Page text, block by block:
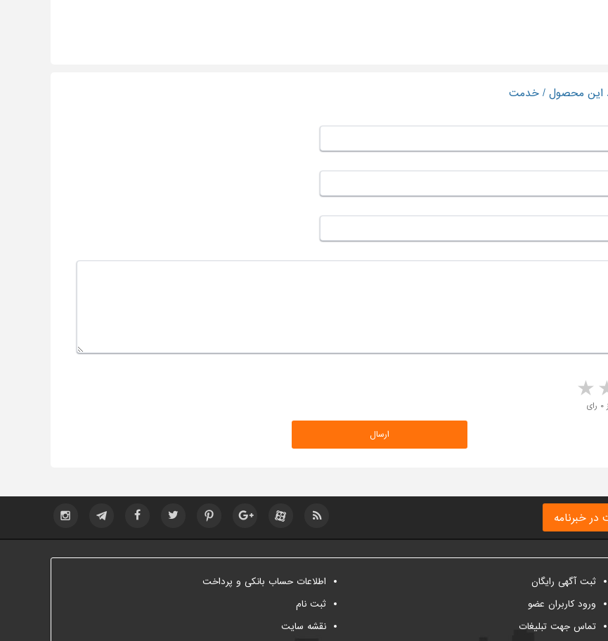
این محصول / خدمت
4 stars 3
خبرنامه
ثبت آگهی رایگان
ورود کاربران عضو
تماس جهت تبلیغات
اطلاعات حساب بانکی و پرداخت
ثبت نام
نقشه سایت